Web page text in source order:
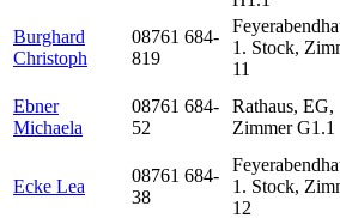
Burghard
Christoph
08761 684-
819
1. Stock,
11
Ebner
Michaela
08761 684-
52
Rathaus, EG,
Zimmer G1.1
Ecke Lea
08761 684-
38
1. Stock,
12